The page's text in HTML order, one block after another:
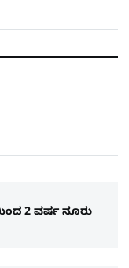
2 ವರ್ಷ ನೂರು